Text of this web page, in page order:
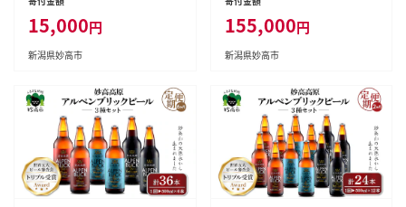
15,000円
新潟県妙高市
155,000円
新潟県妙高市